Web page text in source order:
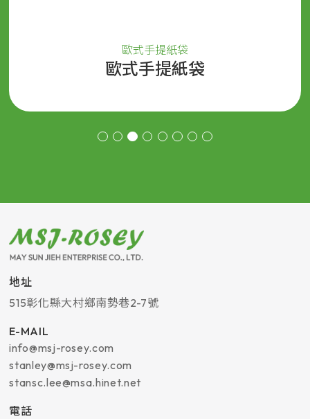
歐式手提紙袋
歐式手提紙袋
地址
515彰化縣大村鄉南勢巷2-7號
E-MAIL
info@msj-rosey.com
stanley@msj-rosey.com
stansc.lee@msa.hinet.net
電話